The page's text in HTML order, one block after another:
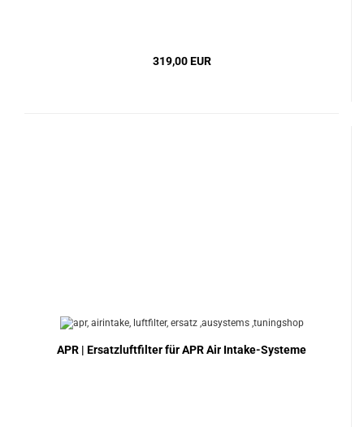
319,00 EUR
APR | Ersatzluftfilter für APR Air Intake-Systeme